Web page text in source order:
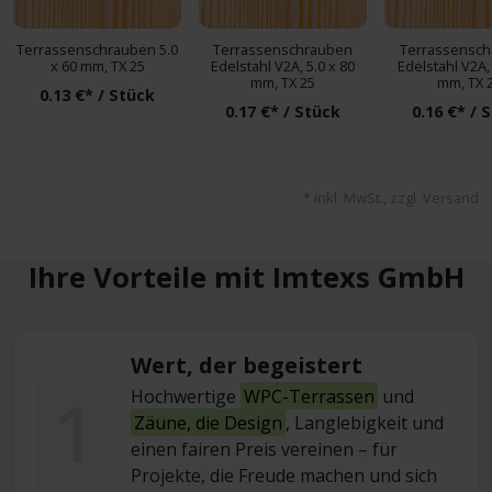
Terrassenschrauben 5.0
x 60 mm, TX 25
0.13 €* / Stück
Terrassenschrauben
Edelstahl V2A, 5.0 x 80
mm, TX 25
0.17 €* / Stück
Edelstahl
mm, TX
0.16 €* /
* inkl. MwSt., zzgl. Versand
Ihre Vorteile mit Imtexs GmbH
Wert, der begeistert
Hochwertige WPC-Terrassen und
Zäune, die Design , Langlebigkeit und
einen fairen Preis vereinen – für
Projekte, die Freude machen und sich